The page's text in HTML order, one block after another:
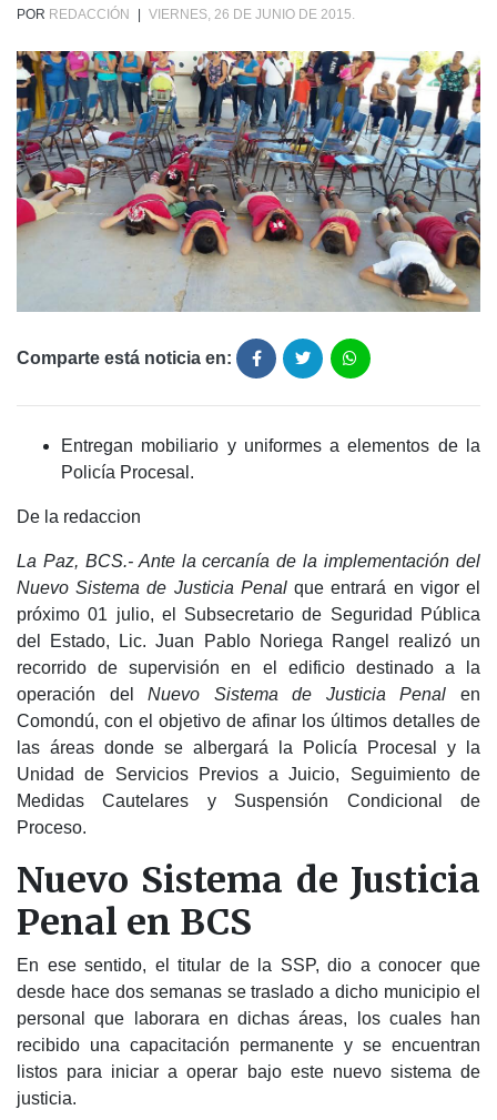
POR REDACCIÓN VIERNES, 26 DE JUNIO DE 2015.
Comparte está noticia en:
Entregan mobiliario y uniformes a elementos de la
Policía Procesal.
De la redaccion
La Paz, BCS.- Ante la cercanía de la implementación del
Nuevo Sistema de Justicia Penalque entrará en vigor el
próximo 01 julio, el Subsecretario de Seguridad Pública
del Estado, Lic. Juan Pablo Noriega Rangel realizó un
recorrido de supervisión en el edificio destinado a la
operación delNuevo Sistema de Justicia Penal en
Comondú, con el objetivo de afinar los últimos detalles de
las áreas donde se albergará la Policía Procesal y la
Unidad de Servicios Previos a Juicio, Seguimiento de
Medidas Cautelares y Suspensión Condicional de
Proceso.
Nuevo Sistema de Justicia
Penal en BCS
En ese sentido, el titular de la SSP, dio a conocer que
desde hace dos semanas se traslado a dicho municipio el
personal que laborara en dichas áreas, los cuales han
recibido una capacitación permanente y se encuentran
listos para iniciar a operar bajo este nuevo sistema de
justicia.